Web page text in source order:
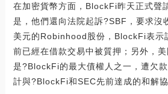
在加密貨幣方面，BlockFi昨天正式聲
是，他們還向法院起訴?SBF，要求沒
美元的Robinhood股份，BlockFi表示
前已經在借款交易中被質押；另外，
是?BlockFi的最大債權人之一，遭欠
計與?BlockFi和SEC先前達成的和解協